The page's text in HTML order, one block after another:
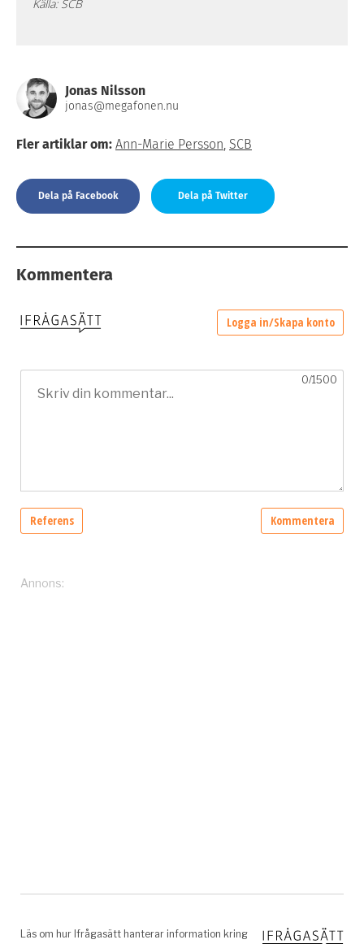
Källa: SCB
Jonas Nilsson
jonas@megafonen.nu
Fler artiklar om: Ann-Marie Persson SCB
Dela på Facebook Dela på Twitter
Kommentera